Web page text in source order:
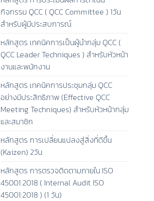
กิจกรรม QCC ( QCC Committee ) 1วัน
สำหรับผู้มีประสบการณ์
หลักสูตร เทคนิคการเป็นผู้นำกลุ่ม QCC (
QCC Leader Techniques ) สำหรับหัวหน้า
งานและพนักงาน
หลักสูตร เทคนิคการประชุมกลุ่ม QCC
อย่างมีประสิทธิภาพ (Effective QCC
Meeting Techniques) สำหรับหัวหน้ากลุ่ม
และสมาชิก
หลักสูตร การเปลี่ยนแปลงสู่สิ่งที่ดีขึ้น
(Kaizen) 2วัน
หลักสูตร การตรวจติดตามภายใน ISO
45001:2018 ( Internal Audit ISO
45001:2018 ) (1 วัน)